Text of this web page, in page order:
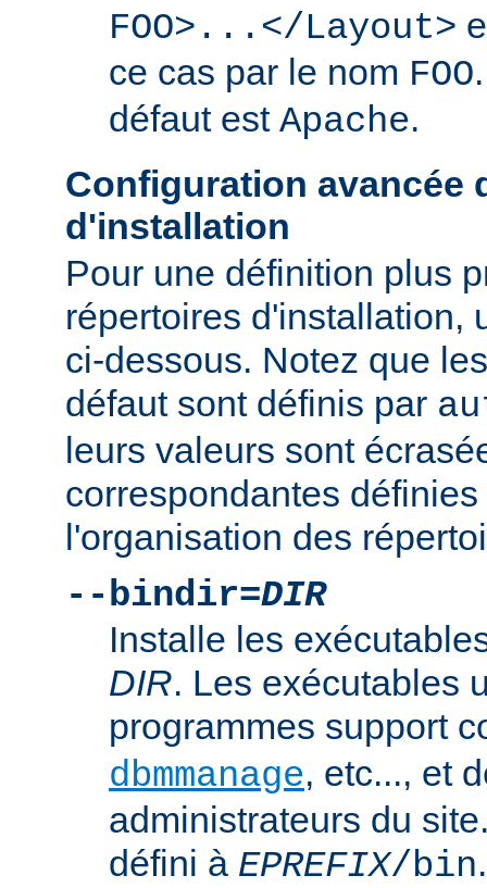
FOO>...</Layout>
ce cas par le nom FOO
défaut est Apache.
Configuration avancée
d'installation
Pour une définition plus
répertoires d'installation,
ci-dessous. Notez que
défaut sont définis par
leurs valeurs sont
correspondantes
l'organisation des
--bindir=DIR
Installe les
DIR. Les exécutables
programmes support
dbmmanage, etc..., et
administrateurs du
défini à EPREFIX/bin.